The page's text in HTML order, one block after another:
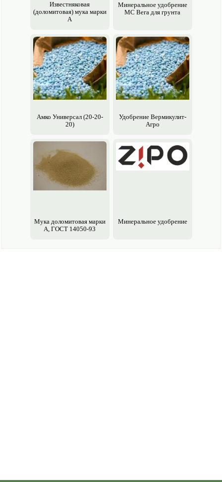
Известняковая
(доломитовая) мука марки
А
Минеральное удобрение
MC Вега для грунта
Амко Универсал (20-20-
20)
Удобрение Вермикулит-
Агро
Мука доломитовая марки
А, ГОСТ 14050-93
Минеральное удобрение